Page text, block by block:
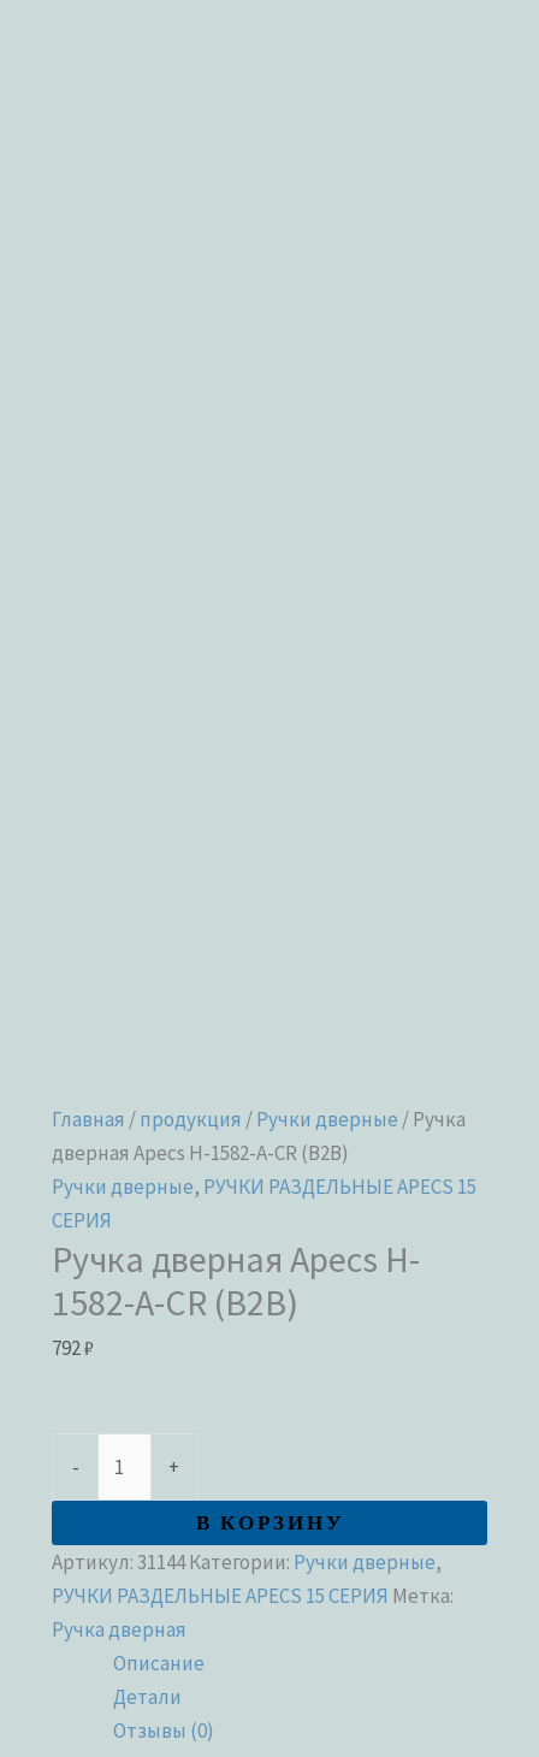
Главная /продукция /Ручки дверные / Ручка
дверная Apecs H-1582-A-CR (B2B)
Ручки дверные, РУЧКИ РАЗДЕЛЬНЫЕ APECS 15
СЕРИЯ
Ручка дверная Apecs H-
1582-A-CR (B2B)
792₽
- +
В КОРЗИНУ
Артикул:31144Категории: Ручки дверные,
РУЧКИ РАЗДЕЛЬНЫЕ APECS 15 СЕРИЯ Метка:
Ручка дверная
Описание
Детали
Отзывы (0)